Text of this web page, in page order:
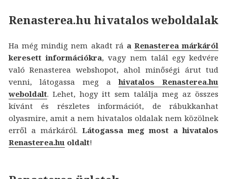
Renasterea.hu hivatalos weboldalak
Ha még mindig nem akadt rá aRenasterea márkáról
keresett információkra, vagy nem talál egy kedvére
való Renasterea webshopot, ahol minőségi árut tud
venni, látogassa meg ahivatalos Renasterea.hu
weboldalt. Lehet, hogy itt sem találja meg az összes
kívánt és részletes információt, de rábukkanhat
olyasmire, amit a nem hivatalos oldalak nem közölnek
erről a márkáról. Látogassa meg most a hivatalos
Renasterea.hu oldalt!